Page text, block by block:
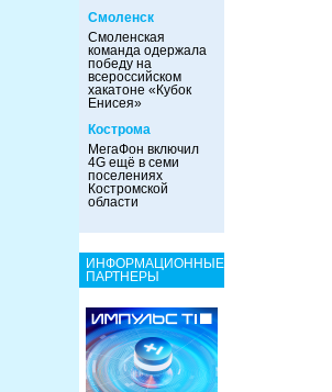
Смоленск
Смоленская
команда одержала
победу на
всероссийском
хакатоне «Кубок
Енисея»
Кострома
МегаФон включил
4G ещё в семи
поселениях
Костромской
области
ИНФОРМАЦИОННЫЕ
ПАРТНЕРЫ